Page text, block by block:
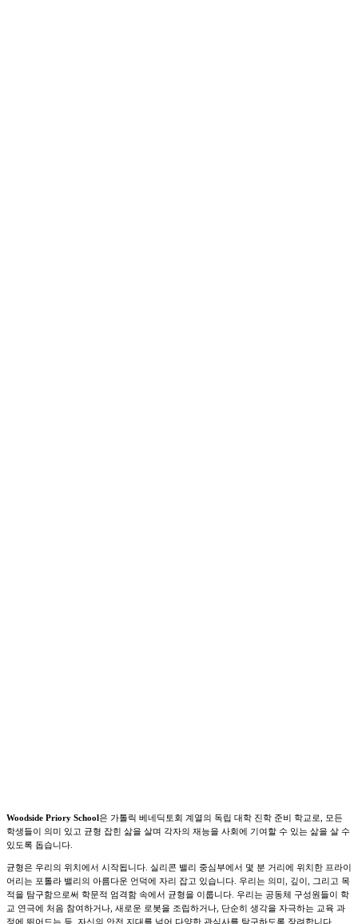
Woodside Priory School은 가톨릭 베네딕토회 계열의 독립 대학 진학 준비 학교로, 모든
학생들이 의미 있고 균형 잡힌 삶을 살며 각자의 재능을 사회에 기여할 수 있는 삶을 살 수
있도록 돕습니다.
균형은 우리의 위치에서 시작됩니다. 실리콘 밸리 중심부에서 몇 분 거리에 위치한 프라이
어리는 포톨라 밸리의 아름다운 언덕에 자리 잡고 있습니다. 우리는 의미, 깊이, 그리고 목
적을 탐구함으로써 학문적 엄격함 속에서 균형을 이룹니다. 우리는 공동체 구성원들이 학
교 연극에 처음 참여하거나, 새로운 로봇을 조립하거나, 단순히 생각을 자극하는 교육 과
정에 뛰어드는 등, 자신의 안전 지대를 넘어 다양한 관심사를 탐구하도록 장려합니다.